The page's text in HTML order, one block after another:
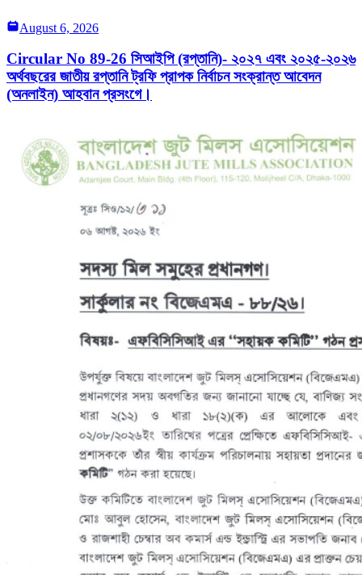
August 6, 2026
Circular No 89-26 সিআইপি (রপ্তানি)- ২০২৭ এবং ২০২৫-২০২৬
অর্থবছরের জাতীয় রপ্তানি ট্রফি প্রাপক নির্বাচন সংক্রান্ত আবেদন
(অনলাইন) আহবান প্রসংগে।